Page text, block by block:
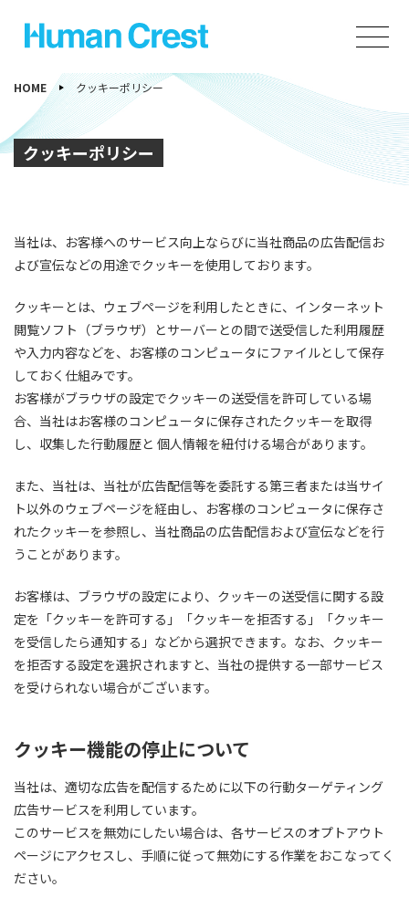
HOME クッキーポリシー
クッキーポリシー
当社は、お客様へのサービス向上ならびに当社商品の広告配信お
よび宣伝などの用途でクッキーを使用しております。
クッキーとは、ウェブページを利用したときに、インターネット
閲覧ソフト（ブラウザ）とサーバーとの間で送受信した利用履歴
や入力内容などを、お客様のコンピュータにファイルとして保存
しておく仕組みです。
お客様がブラウザの設定でクッキーの送受信を許可している場
合、当社はお客様のコンピュータに保存されたクッキーを取得
し、収集した行動履歴と 個人情報を紐付ける場合があります。
また、当社は、当社が広告配信等を委託する第三者または当サイ
ト以外のウェブページを経由し、お客様のコンピュータに保存さ
れたクッキーを参照し、当社商品の広告配信および宣伝などを行
うことがあります。
お客様は、ブラウザの設定により、クッキーの送受信に関する設
定を「クッキーを許可する」「クッキーを拒否する」「クッキー
を受信したら通知する」などから選択できます。なお、クッキー
を拒否する設定を選択されますと、当社の提供する一部サービス
を受けられない場合がございます。
クッキー機能の停止について
当社は、適切な広告を配信するために以下の行動ターゲティング
広告サービスを利用しています。
このサービスを無効にしたい場合は、各サービスのオプトアウト
ページにアクセスし、手順に従って無効にする作業をおこなってく
ださい。